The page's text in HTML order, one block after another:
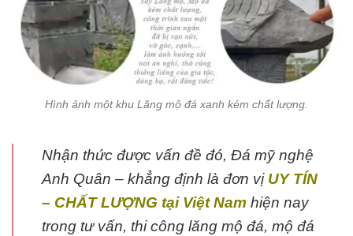
Hình ảnh một khu Lăng mộ đá xanh kém chất lượng.
Nhận thức được vấn đề đó, Đá mỹ nghệ
Anh Quân – khẳng định là đơn vị UY TÍN
– CHẤT LƯỢNG tại Việt Nam hiện nay
trong tư vấn, thi công lăng mộ đá, mộ đá